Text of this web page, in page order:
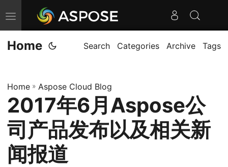
T
o
g
e
n
v
i
g
Home Search Categories Archive Tags
Home » Aspose Cloud Blog
2017年6月Aspose公
司产品发布以及相关新
闻报道